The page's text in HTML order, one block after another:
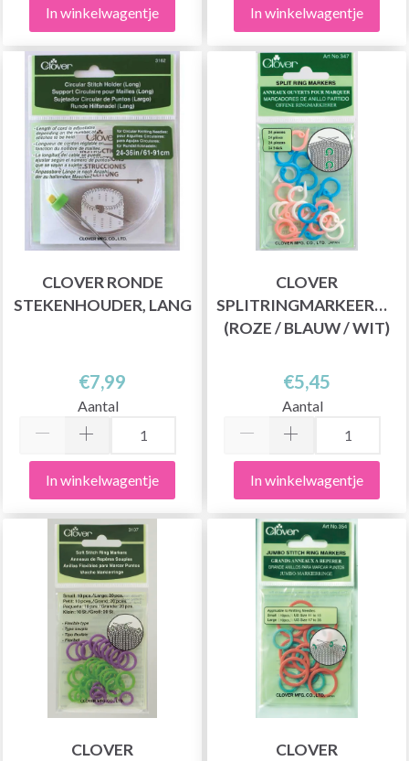
In winkelwagentje In winkelwagentje
CLOVER RONDE
STEKENHOUDER, LANG
€7,99
Aantal
In winkelwagentje
CLOVER
(ROZE / BLAUW / WIT)
€5,45
Aantal
In winkelwagentje
CLOVER
CLOVER